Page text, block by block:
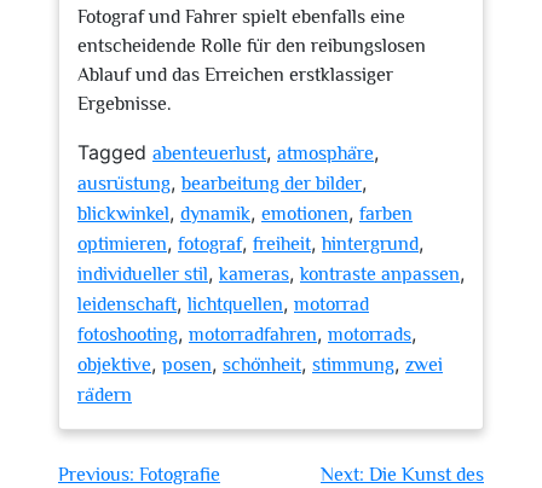
Fotograf und Fahrer spielt ebenfalls eine
entscheidende Rolle für den reibungslosen
Ablauf und das Erreichen erstklassiger
Ergebnisse.
Tagged abenteuerlust, atmosphäre,
ausrüstung,bearbeitung der bilder,
blickwinkel, dynamik, emotionen, farben
optimieren, fotograf, freiheit,hintergrund,
individueller stil,kameras,kontraste anpassen,
leidenschaft,lichtquellen, motorrad
fotoshooting, motorradfahren, motorrads,
objektive, posen, schönheit, stimmung, zwei
rädern
Beitragsnavigation
Previous: Fotografie
Next: Die Kunst des